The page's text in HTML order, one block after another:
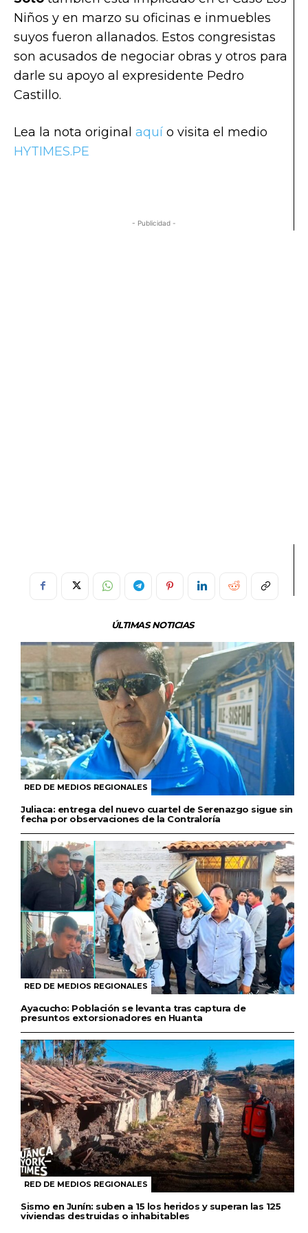
Niños y en marzo su oficinas e inmuebles
suyos fueron allanados. Estos congresistas
son acusados de negociar obras y otros para
darle su apoyo al expresidente Pedro
Castillo.
Lea la nota original aquí o visita el medio
HYTIMES.PE
- Publicidad -
ÚLTIMAS NOTICIAS
RED DE MEDIOS REGIONALES
Juliaca: entrega del nuevo cuartel de Serenazgo sigue sin
fecha por observaciones de la Contraloría
RED DE MEDIOS REGIONALES
Ayacucho: Población se levanta tras captura de
presuntos extorsionadores en Huanta
RED DE MEDIOS REGIONALES
Sismo en Junín: suben a 15 los heridos y superan las 125
viviendas destruidas o inhabitables